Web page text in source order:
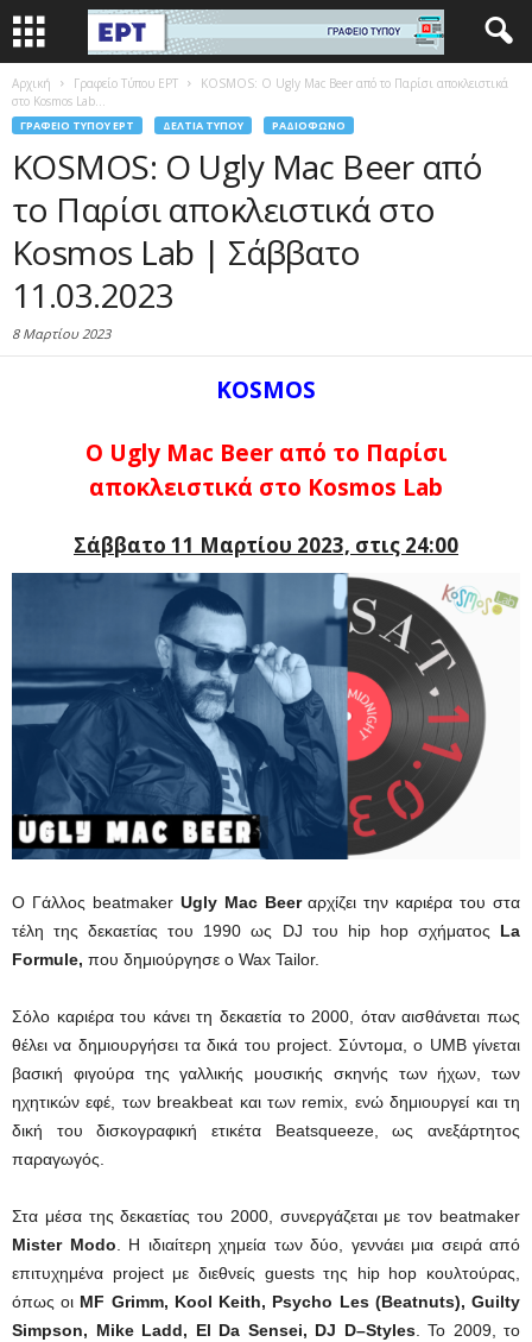
Αρχική Γραφείο Τύπου ΕΡΤ
KOSMOS: O Ugly Mac Beer από το Παρίσι αποκλειστικά
στο Kosmos Lab...
ΓΡΑΦΕΊΟ ΤΎΠΟΥ ΕΡΤ ΔΕΛΤΊΑ ΤΎΠΟΥ ΡΑΔΙΌΦΩΝΟ
KOSMOS: O Ugly Mac Beer από
το Παρίσι αποκλειστικά στο
Kosmos Lab | Σάββατο
11.03.2023
8 Μαρτίου 2023
KOSMOS
O Ugly Mac Beer από το Παρίσι
αποκλειστικά στο Kosmos Lab
Σάββατο 11 Μαρτίου 2023, στις 24:00
O Γάλλος beatmaker Ugly Mac Beerαρχίζει την καριέρα του στα
τέλη της δεκαετίας του 1990 ως DJ του hip hop σχήματος La
Formule, που δημιούργησε ο Wax Tailor.
Σόλο καριέρα του κάνει τη δεκαετία το 2000, όταν αισθάνεται πως
θέλει να δημιουργήσει τα δικά του project. Σύντομα, o UMB γίνεται
βασική φιγούρα της γαλλικής μουσικής σκηνής των ήχων, των
ηχητικών εφέ, των breakbeat και των remix, ενώ δημιουργεί και τη
δική του δισκογραφική ετικέτα Beatsqueeze, ως ανεξάρτητος
παραγωγός.
Στα μέσα της δεκαετίας του 2000, συνεργάζεται με τον beatmaker
Mister Modo . Η ιδιαίτερη χημεία των δύο, γεννάει μια σειρά από
επιτυχημένα project με διεθνείς guests της hip hop κουλτούρας,
όπως οι MF Grimm, Kool Keith, Psycho Les(Beatnuts),Guilty
Simpson, Mike Ladd, El Da Sensei, DJ D–Styles. Το 2009, το